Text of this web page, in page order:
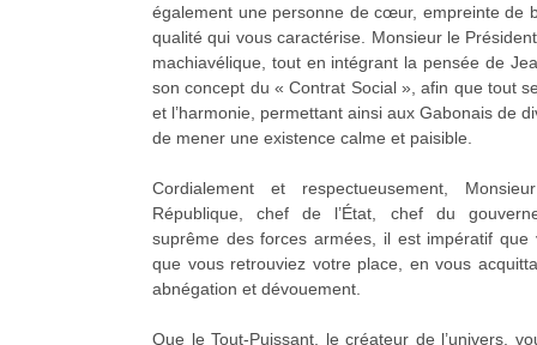
également une personne de cœur, empreinte de
qualité qui vous caractérise. Monsieur le
machiavélique, tout en intégrant la pensée de
son concept du « Contrat Social », afin que tout
et l’harmonie, permettant ainsi aux Gabonais de
de mener une existence calme et paisible.
Cordialement et respectueusement,
République, chef de l’État, chef du
suprême des forces armées, il est impératif que
que vous retrouviez votre place, en vous
abnégation et dévouement.
Que le Tout-Puissant, le créateur de l’univers,